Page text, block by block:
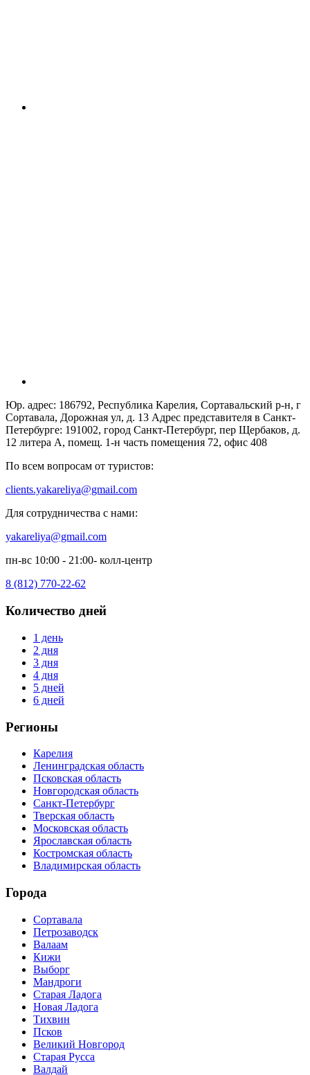
Юр. адрес: 186792, Республика Карелия, Сортавальский р-н, г
Сортавала, Дорожная ул, д. 13 Адрес представителя в Санкт-
Петербурге: 191002, город Санкт-Петербург, пер Щербаков, д.
12 литера А, помещ. 1-н часть помещения 72, офис 408
По всем вопросам от туристов:
clients.yakareliya@gmail.com
Для сотрудничества с нами:
yakareliya@gmail.com
пн-вс 10:00 - 21:00- колл-центр
8 (812) 770-22-62
Количество дней
1 день
2 дня
3 дня
4 дня
5 дней
6 дней
Регионы
Карелия
Ленинградская область
Псковская область
Новгородская область
Санкт-Петербург
Тверская область
Московская область
Ярославская область
Костромская область
Владимирская область
Города
Сортавала
Петрозаводск
Валаам
Кижи
Выборг
Мандроги
Старая Ладога
Новая Ладога
Тихвин
Псков
Великий Новгород
Старая Русса
Валдай